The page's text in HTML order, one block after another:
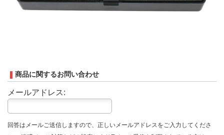
商品に関するお問い合わせ
メールアドレス:
回答はメールご送信しますので、正しいメールアドレスをご入力してくださ